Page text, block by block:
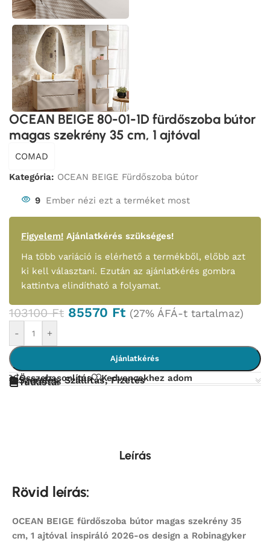
OCEAN BEIGE 80-01-1D fürdőszoba bútor
magas szekrény 35 cm, 1 ajtóval
COMAD
Kategória: OCEAN BEIGE Fürdőszoba bútor
9 Ember nézi ezt a terméket most
Figyelem! Ajánlatkérés szükséges!
Ha több variáció is elérhető a termékből, előbb azt
ki kell választani. Ezután az ajánlatkérés gombra
kattintva elindítható a folyamat.
103100Ft 85570 Ft (27% ÁFÁ-t tartalmaz)
- +
Ajánlatkérés
Összehasonlítás Kedvencekhez adom
Szerelés, Szállítás, Fizetés
Tudástár
Leírás
Rövid leírás:
OCEAN BEIGE fürdőszoba bútor magas szekrény 35
cm, 1 ajtóval inspiráló 2026-os design a Robinagyker